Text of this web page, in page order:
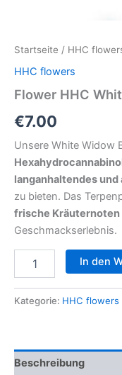
Startseite / HHC
HHC flowers
Flower HHC
€7.00
Unsere White Widow
langanhaltendes
zu bieten. Das
frische Kräuternoten
Geschmackserlebnis.
Widow
In den
Kategorie: HHC flowers
Beschreibung